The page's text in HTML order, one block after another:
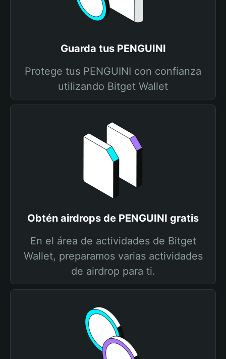
Guarda tus PENGUINI
Protege tus PENGUINI con confianza
utilizando Bitget Wallet
Obtén airdrops de PENGUINI gratis
En el área de actividades de Bitget
Wallet, preparamos varias actividades
de airdrop para ti.